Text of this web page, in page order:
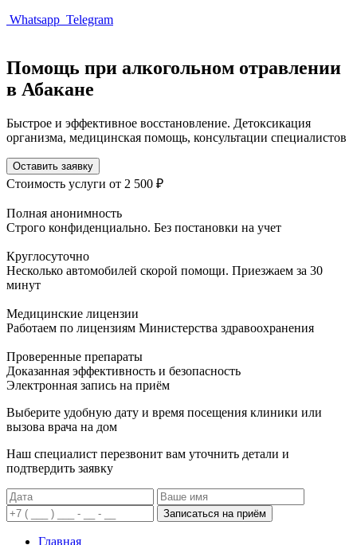
Whatsapp Telegram
Помощь при алкогольном отравлении
в Абакане
Быстрое и эффективное восстановление. Детоксикация
организма, медицинская помощь, консультации специалистов
Оставить заявку
Стоимость услуги от 2 500 ₽
Полная анонимность
Строго конфиденциально. Без постановки на учет
Круглосуточно
Несколько автомобилей скорой помощи. Приезжаем за 30
минут
Медицинские лицензии
Работаем по лицензиям Министерства здравоохранения
Проверенные препараты
Доказанная эффективность и безопасность
Электронная запись на приём
Выберите удобную дату и время посещения клиники или
вызова врача на дом
Наш специалист перезвонит вам уточнить детали и
подтвердить заявку
Записаться на приём
Главная